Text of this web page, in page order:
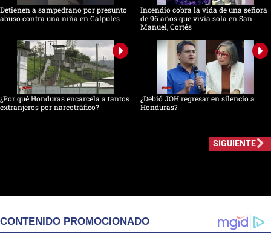
Detienen a sampedrano por presunto
abuso contra una niña en Calpules
Incendio cobra la vida de una señora
de 96 años que vivía sola en San
Manuel, Cortés
¿Por qué Honduras encarcela a tantos
extranjeros por narcotráfico?
¿Debió JOH regresar en silencio a
Honduras?
SIGUIENTE
CONTENIDO PROMOCIONADO